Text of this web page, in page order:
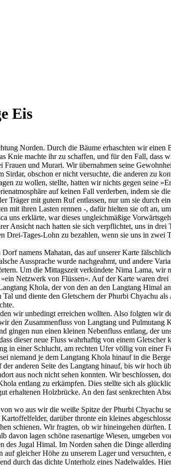
Eis
Norden. Durch die Bäume erhaschten wir
Knie machte ihr zu schaffen, und für den Fall, dass
und Murari. Wir übernahmen seine
Sirdar, obschon er nicht versuchte, die anderen zu
zu wollen, stellte, hatten wir nichts gegen seine
auf keinen Fall verderben, indem sie
Träger mit gutem Ruf entlassen, nur um sie durch
mit ihren Lasten rennen -, dafür hielten sie oft an,
uns erklärte, war dieses ungleichmäßige
Ansicht nach hatten sie sich verpflichtet, uns in
Drei-Tages-Lohn zu bezahlen, wenn sie uns in
namens Mahatan, das auf unserer Karte
Aussprache wurde nachgeahmt, und andere
Um die Mittagszeit verkündete Nima Lama,
Netzwerk von Flüssen«. Auf der Karte waren
Khola, der von den an den Langtang Himal
und diente den Gletschern der Phurbi Chyachu
wir unbedingt erreichen wollten. Also folgten wir
den Zusammenfluss von Langtang und
gingen nun einen kleinen Nebenfluss entlang, der
dieser neue Fluss wahrhaftig von einem
in einer Schlucht, am rechten Ufer völlig von einer
niemand je dem Langtang Khola hinauf in die
anderen Seite des Langtang hinauf, bis wir
aus noch nicht sehen konnten. Wir
entlang zu erkämpfen. Dies stellte sich als
erhaltenen Holzbrücke. An den fast senkrechten
wo aus wir die weiße Spitze der Phurbi Chyachu
darüber thronte ein kleines
schienen. Wir fragten, ob wir hineingehen
davon lagen schöne rasenartige Wiesen,
des Jugal Himal. Im Norden sahen die Dinge
auf gleicher Höhe zu unserem Lager und
durch das dichte Unterholz eines Nadelwaldes.